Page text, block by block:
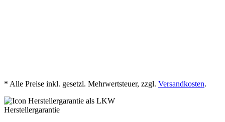
* Alle Preise inkl. gesetzl. Mehrwertsteuer, zzgl. Versandkosten.
Herstellergarantie